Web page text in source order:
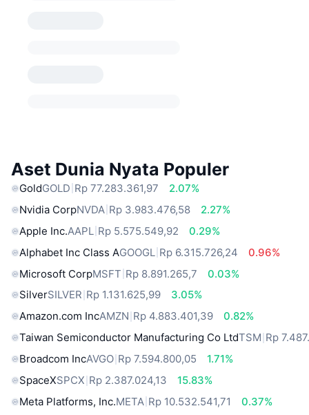
Aset Dunia Nyata Populer
GoldGOLD Rp 77.283.361,97
2.07%
Nvidia CorpNVDA Rp 3.983.476,58
2.27%
Apple Inc.AAPL Rp 5.575.549,92
0.29%
Alphabet Inc Class AGOOGL Rp 6.315.726,24
0.96%
Microsoft CorpMSFT Rp 8.891.265,7
0.03%
SilverSILVER Rp 1.131.625,99
3.05%
Amazon.com IncAMZN Rp 4.883.401,39
0.82%
Taiwan Semiconductor Manufacturing Co LtdTSM Rp
Broadcom IncAVGO Rp 7.594.800,05
1.71%
SpaceXSPCX Rp 2.387.024,13
15.83%
Meta Platforms, Inc.META Rp 10.532.541,71
0.37%